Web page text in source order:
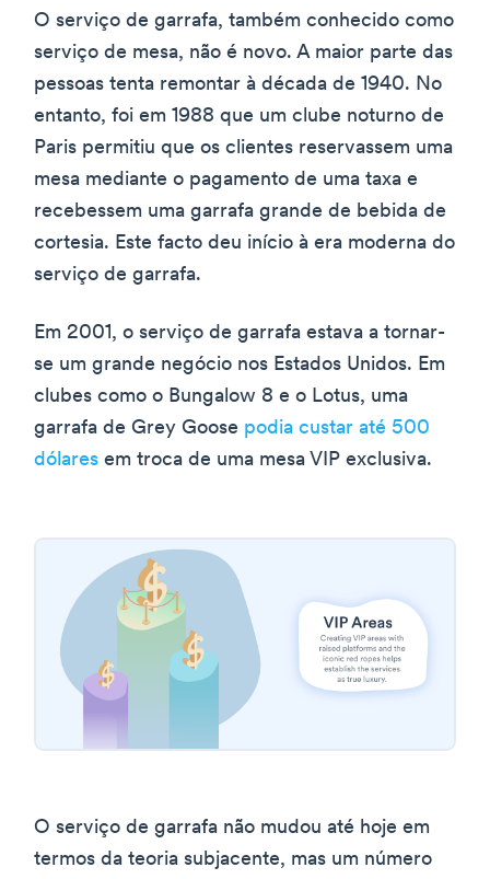
O serviço de garrafa, também conhecido como
serviço de mesa, não é novo. A maior parte das
pessoas tenta remontar à década de 1940. No
entanto, foi em 1988 que um clube noturno de
Paris permitiu que os clientes reservassem uma
mesa mediante o pagamento de uma taxa e
recebessem uma garrafa grande de bebida de
cortesia. Este facto deu início à era moderna do
serviço de garrafa.
Em 2001, o serviço de garrafa estava a tornar-
se um grande negócio nos Estados Unidos. Em
clubes como o Bungalow 8 e o Lotus, uma
garrafa de Grey Goose podia custar até 500
dólares em troca de uma mesa VIP exclusiva.
O serviço de garrafa não mudou até hoje em
termos da teoria subjacente, mas um número